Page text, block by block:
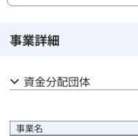
事業計画
評価計画
事業詳細
資金分配団体
事業名